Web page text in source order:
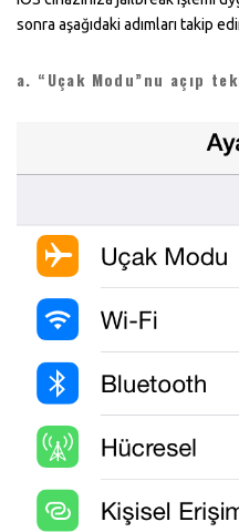
sonra aşağıdaki adımları takip
a. “Uçak Modu”nu açıp